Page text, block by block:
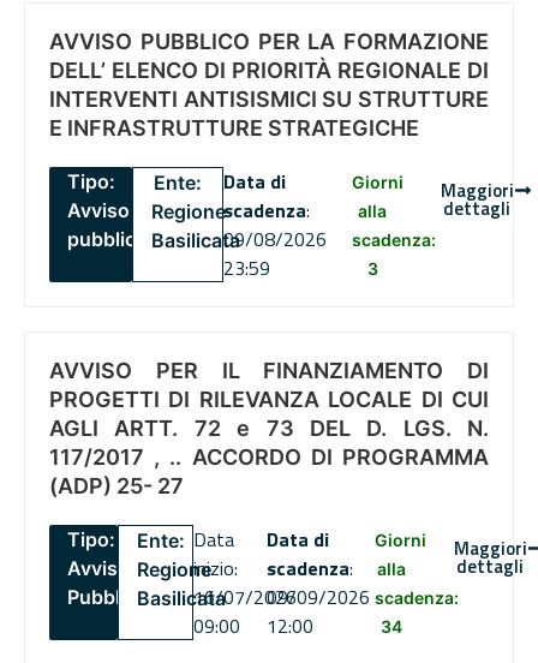
AVVISO PUBBLICO PER LA FORMAZIONE
DELL’ ELENCO DI PRIORITÀ REGIONALE DI
INTERVENTI ANTISISMICI SU STRUTTURE
E INFRASTRUTTURE STRATEGICHE
Tipo:
Avviso
pubblico
Ente:
Regione
Basilicata
Data di
scadenza:
09/08/2026
23:59
Giorni
alla
scadenza:
3
Maggiori
dettagli
AVVISO PER IL FINANZIAMENTO DI
PROGETTI DI RILEVANZA LOCALE DI CUI
AGLI ARTT. 72 e 73 DEL D. LGS. N.
117/2017 , .. ACCORDO DI PROGRAMMA
(ADP) 25- 27
Tipo:
Avviso
Pubblico
Ente:
Regione
Basilicata
Data
inizio:
16/07/2026
09:00
Data di
scadenza:
09/09/2026
12:00
Giorni
alla
scadenza:
34
Maggiori
dettagli